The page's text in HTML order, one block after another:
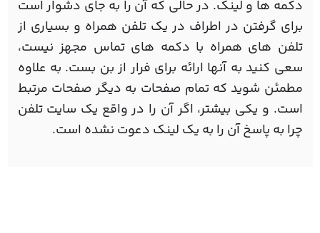
دکمه ها و لینک. در حالی که آن را به جای دشوار است
برای گرفتن در اطراف در یک تلفن همراه و بسیاری از
تلفن های همراه با دکمه های تماس مجهز نیست،
سعی کنید به آنها ارائه برای فرار از بن بست. به علاوه
مطمئن شوید که تمام صفحات به دیگر صفحات مرتبط
است. و یکی بیشتر، اگر آن را در واقع یک سایت تلفن
چرا به پاسخ آن را به یک لینک دعوت نشده است.